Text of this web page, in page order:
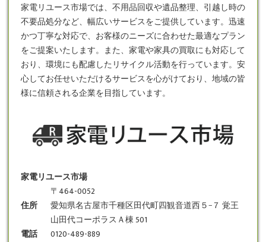
家電リユース市場では、不用品回収や遺品整理、引越し時の
不要品処分など、幅広いサービスをご提供しています。迅速
かつ丁寧な対応で、お客様のニーズに合わせた最適なプラン
をご提案いたします。また、家電や家具の買取にも対応して
おり、環境にも配慮したリサイクル活動を行っています。安
心してお任せいただけるサービスを心がけており、地域の皆
様に信頼される企業を目指しています。
家電リユース市場
住所
〒464-0052
愛知県名古屋市千種区田代町四観音道西５−７ 覚王
山田代コーポラスＡ棟 501
電話
0120-489-889